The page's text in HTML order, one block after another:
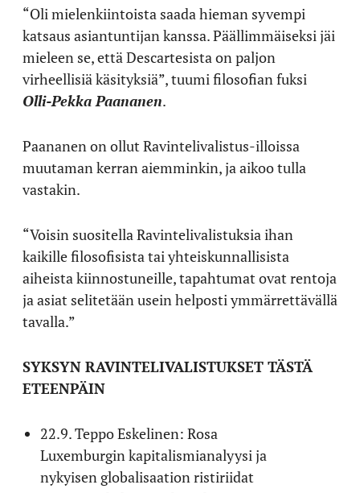
“Oli mielenkiintoista saada hieman syvempi
katsaus asiantuntijan kanssa. Päällimmäiseksi jäi
mieleen se, että Descartesista on paljon
virheellisiä käsityksiä”, tuumi filosofian fuksi
Olli-Pekka Paananen.
Paananen on ollut Ravintelivalistus-illoissa
muutaman kerran aiemminkin, ja aikoo tulla
vastakin.
“Voisin suositella Ravintelivalistuksia ihan
kaikille filosofisista tai yhteiskunnallisista
aiheista kiinnostuneille, tapahtumat ovat rentoja
ja asiat selitetään usein helposti ymmärrettävällä
tavalla.”
SYKSYN RAVINTELIVALISTUKSET TÄSTÄ
ETEENPÄIN
22.9. Teppo Eskelinen: Rosa
Luxemburgin kapitalismianalyysi ja
nykyisen globalisaation ristiriidat